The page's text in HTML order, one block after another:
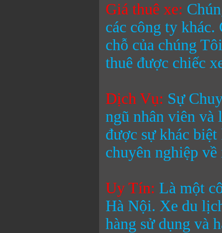
Giá thuê xe:
các công ty
chỗ của chúng
thuê được chiếc
Dịch Vụ: Sự
ngũ nhân viên và
được sự khác
chuyên nghiệp
Uy Tín: Là một
Hà Nội. Xe du
hàng sử dụng và